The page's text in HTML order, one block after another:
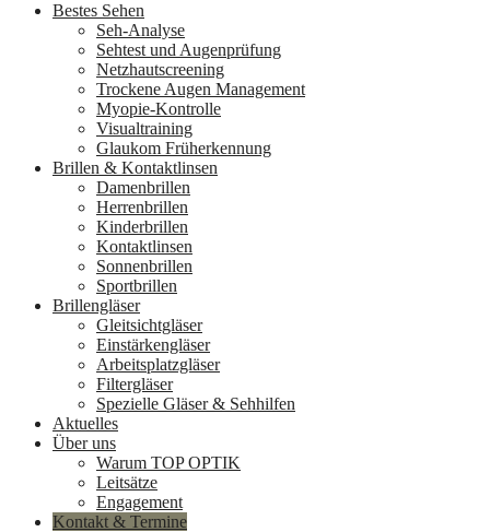
Bestes Sehen
Seh-Analyse
Sehtest und Augenprüfung
Netzhautscreening
Trockene Augen Management
Myopie-Kontrolle
Visualtraining
Glaukom Früherkennung
Brillen & Kontaktlinsen
Damenbrillen
Herrenbrillen
Kinderbrillen
Kontaktlinsen
Sonnenbrillen
Sportbrillen
Brillengläser
Gleitsichtgläser
Einstärkengläser
Arbeitsplatzgläser
Filtergläser
Spezielle Gläser & Sehhilfen
Aktuelles
Über uns
Warum TOP OPTIK
Leitsätze
Engagement
Kontakt & Termine